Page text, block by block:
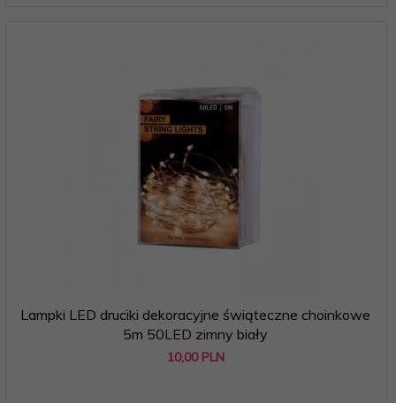
Lampki LED druciki dekoracyjne świąteczne choinkowe
5m 50LED zimny biały
10,00 PLN